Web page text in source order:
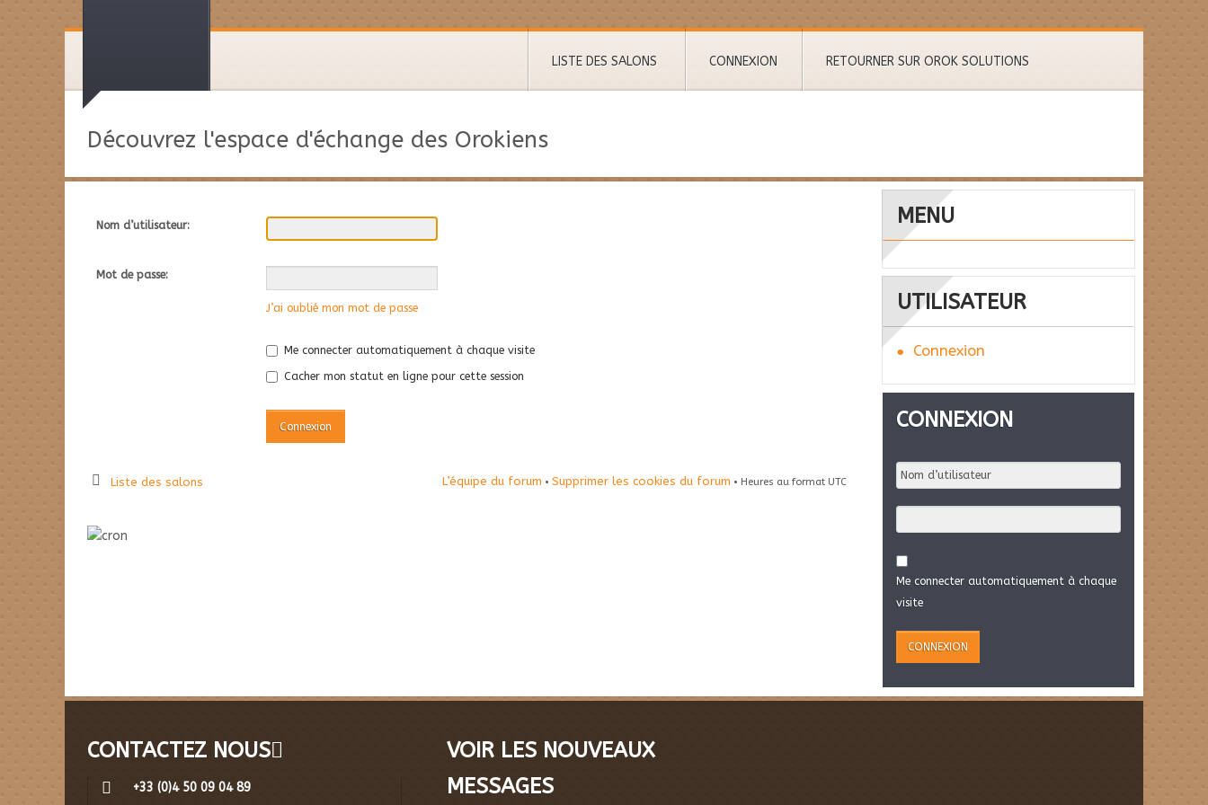
LISTE DES SALONS CONNEXION RETOURNER SUR OROK SOLUTIONS
Découvrez l'espace d'échange des Orokiens
Nom d’utilisateur:
Mot de passe:
J’ai oublié mon mot de passe
Me connecter automatiquement à chaque visite
Cacher mon statut en ligne pour cette session
Liste des salons L’équipe du forum • Supprimer les cookies du forum • Heures au format UTC
MENU
UTILISATEUR
Connexion
CONNEXION
Me connecter automatiquement à chaque
visite
CONTACTEZ NOUS
+33 (0)4 50 09 04 89
VOIR LES NOUVEAUX
MESSAGES